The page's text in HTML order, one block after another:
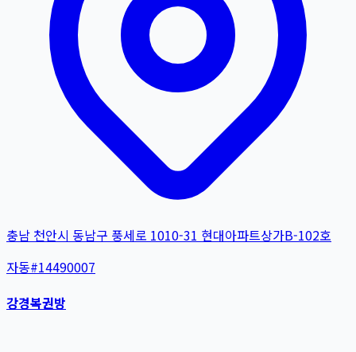
충남 천안시 동남구 풍세로 1010-31 현대아파트상가B-102호
자동#14490007
강경복권방